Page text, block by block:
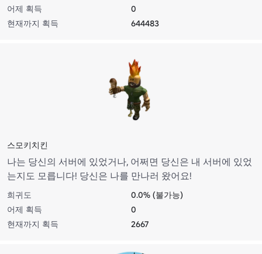
어제 획득
0
현재까지 획득
644483
스모키치킨
나는 당신의 서버에 있었거나, 어쩌면 당신은 내 서버에 있었
는지도 모릅니다! 당신은 나를 만나러 왔어요!
희귀도
0.0% (불가능)
어제 획득
0
현재까지 획득
2667